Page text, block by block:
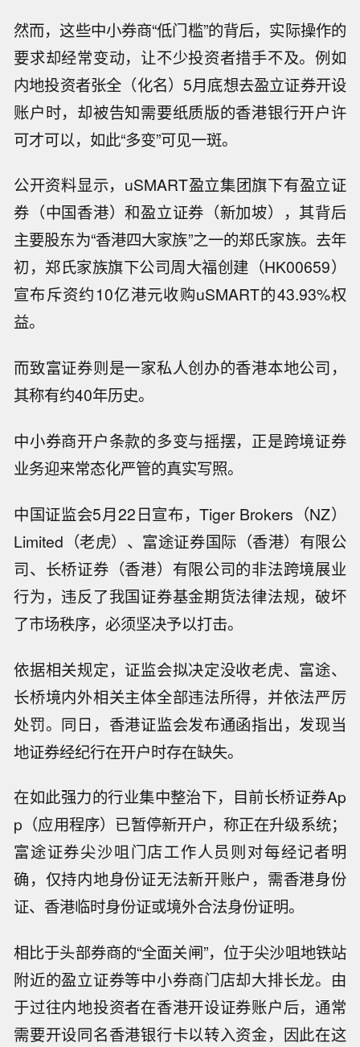
然而，这些中小券商“低门槛”的背后，实际操作的
要求却经常变动，让不少投资者措手不及。例如
内地投资者张全（化名）5月底想去盈立证券开设
账户时，却被告知需要纸质版的香港银行开户许
可才可以，如此“多变”可见一斑。
公开资料显示，uSMART盈立集团旗下有盈立证
券（中国香港）和盈立证券（新加坡），其背后
主要股东为“香港四大家族”之一的郑氏家族。去年
初，郑氏家族旗下公司周大福创建（HK00659）
宣布斥资约10亿港元收购uSMART的43.93%权
益。
而致富证券则是一家私人创办的香港本地公司，
其称有约40年历史。
中小券商开户条款的多变与摇摆，正是跨境证券
业务迎来常态化严管的真实写照。
中国证监会5月22日宣布，Tiger Brokers（NZ）
Limited（老虎）、富途证券国际（香港）有限公
司、长桥证券（香港）有限公司的非法跨境展业
行为，违反了我国证券基金期货法律法规，破坏
了市场秩序，必须坚决予以打击。
依据相关规定，证监会拟决定没收老虎、富途、
长桥境内外相关主体全部违法所得，并依法严厉
处罚。同日，香港证监会发布通函指出，发现当
地证券经纪行在开户时存在缺失。
在如此强力的行业集中整治下，目前长桥证券Ap
p（应用程序）已暂停新开户，称正在升级系统；
富途证券尖沙咀门店工作人员则对每经记者明
确，仅持内地身份证无法新开账户，需香港身份
证、香港临时身份证或境外合法身份证明。
相比于头部券商的“全面关闸”，位于尖沙咀地铁站
附近的盈立证券等中小券商门店却大排长龙。由
于过往内地投资者在香港开设证券账户后，通常
需要开设同名香港银行卡以转入资金，因此在这